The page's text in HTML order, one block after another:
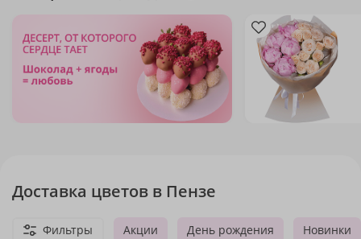
Доставка цветов в Пензе
Акции День рождения Новинки
Фильтры